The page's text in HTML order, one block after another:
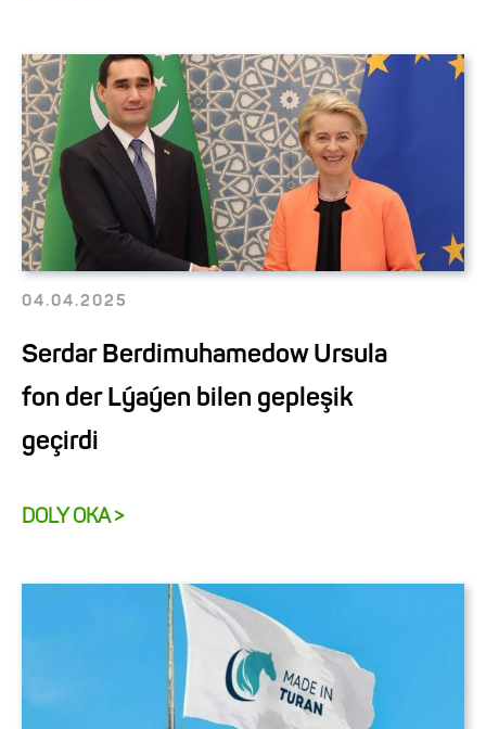
04.04.2025
Serdar Berdimuhamedow Ursula
fon der Lýaýen bilen gepleşik
geçirdi
DOLY OKA >